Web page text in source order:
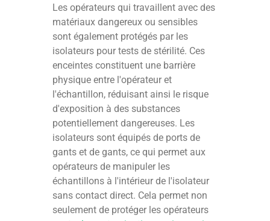
Les opérateurs qui travaillent avec des
matériaux dangereux ou sensibles
sont également protégés par les
isolateurs pour tests de stérilité. Ces
enceintes constituent une barrière
physique entre l'opérateur et
l'échantillon, réduisant ainsi le risque
d'exposition à des substances
potentiellement dangereuses. Les
isolateurs sont équipés de ports de
gants et de gants, ce qui permet aux
opérateurs de manipuler les
échantillons à l'intérieur de l'isolateur
sans contact direct. Cela permet non
seulement de protéger les opérateurs